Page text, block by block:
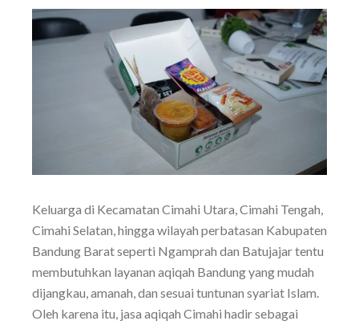
Keluarga di Kecamatan Cimahi Utara, Cimahi Tengah,
Cimahi Selatan, hingga wilayah perbatasan Kabupaten
Bandung Barat seperti Ngamprah dan Batujajar tentu
membutuhkan layanan aqiqah Bandung yang mudah
dijangkau, amanah, dan sesuai tuntunan syariat Islam.
Oleh karena itu, jasa aqiqah Cimahi hadir sebagai